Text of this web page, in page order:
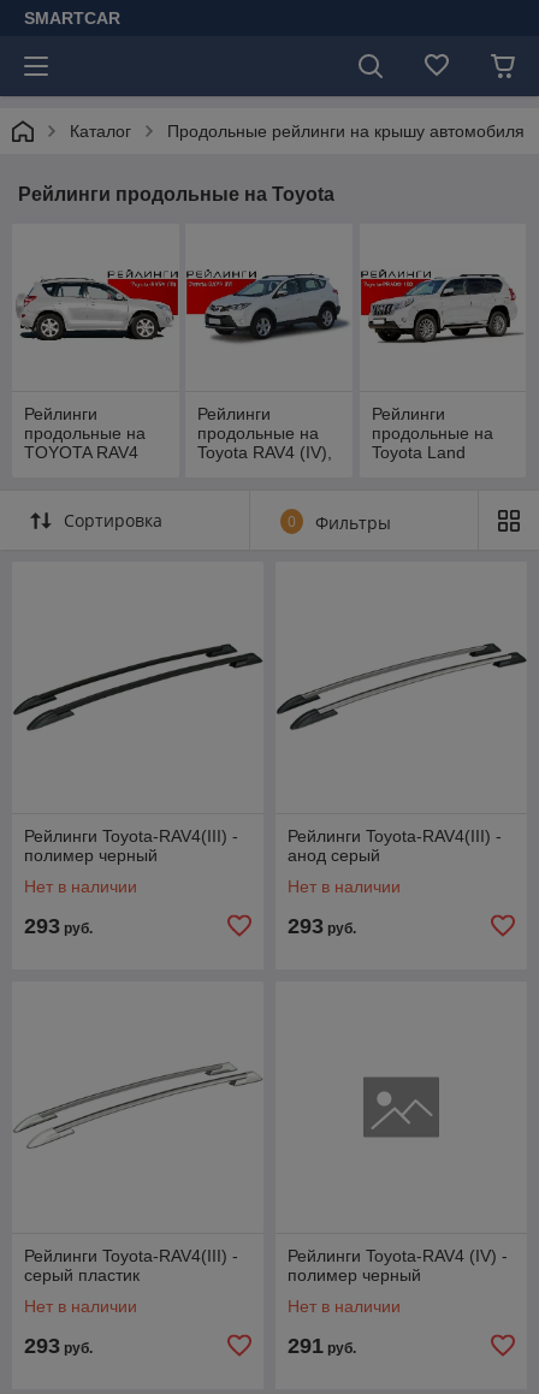
SMARTCAR
Каталог Продольные рейлинги на крышу автомобиля
Рейлинги продольные на Toyota
Рейлинги
продольные на
ТOYOTA RAV4
Рейлинги
продольные на
Toyota RAV4 (IV),
Рейлинги
продольные на
Toyota Land
Сортировка 0 Фильтры
Рейлинги Toyota-RAV4(III) -
полимер черный
Нет в наличии
293 руб.
Рейлинги Toyota-RAV4(III) -
анод серый
Нет в наличии
293 руб.
Рейлинги Toyota-RAV4(III) -
серый пластик
Нет в наличии
293 руб.
Рейлинги Toyota-RAV4 (IV) -
полимер черный
Нет в наличии
291 руб.